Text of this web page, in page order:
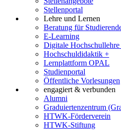
Stellenportal
Lehre und Lernen
Beratung für
E-Learning
Digitale
Hochschuldidaktik +
Lernplattform OPAL
Studienportal
Öffentliche Vorlesungen
engagiert & verbunden
Alumni
Graduiertenzentrum
HTWK-Förderverein
HTWK-Stiftung